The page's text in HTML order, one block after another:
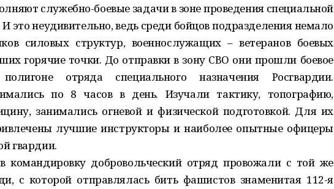
служебно-боевые задачи в зоне проведения специальной
это неудивительно, ведь среди бойцов подразделения немало
силовых структур, военнослужащих – ветеранов боевых
горячие точки. До отправки в зону СВО они прошли боевое
отряда специального назначения Росгвардии.
по 8 часов в день. Изучали тактику, топографию,
занимались огневой и физической подготовкой. Для их
лучшие инструкторы и наиболее опытные офицеры
гвардии.
командировку добровольческий отряд провожали с той же
с которой отправлялась бить фашистов знаменитая 112-я